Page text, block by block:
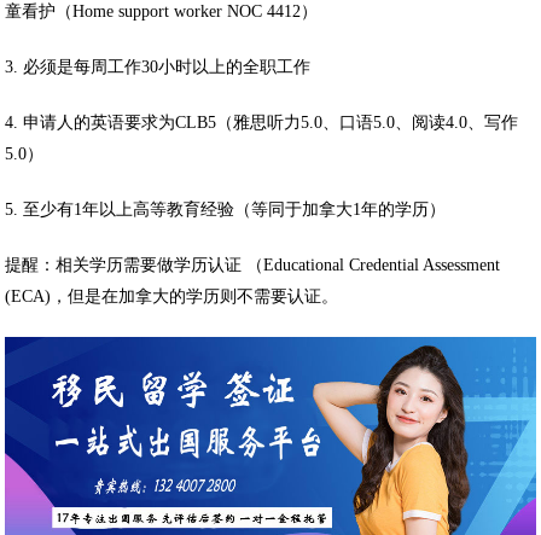
童看护（Home support worker NOC 4412）
3. 必须是每周工作30小时以上的全职工作
4. 申请人的英语要求为CLB5（雅思听力5.0、口语5.0、阅读4.0、写作
5.0）
5. 至少有1年以上高等教育经验（等同于加拿大1年的学历）
提醒：相关学历需要做学历认证 （Educational Credential Assessment
(ECA)，但是在加拿大的学历则不需要认证。